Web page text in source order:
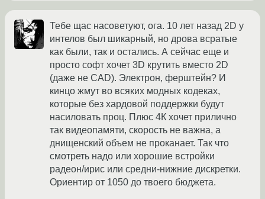
Тебе щас насоветуют, ога. 10 лет назад 2D у
интелов был шикарный, но дрова всратые
как были, так и остались. А сейчас еще и
просто софт хочет 3D крутить вместо 2D
(даже не CAD). Электрон, ферштейн? И
кинцо жмут во всяких модных кодеках,
которые без хардовой поддержки будут
насиловать проц. Плюс 4К хочет прилично
так видеопамяти, скорость не важна, а
днищенский объем не проканает. Так что
смотреть надо или хорошие встройки
радеон/ирис или средни-нижние дискретки.
Ориентир от 1050 до твоего бюджета.